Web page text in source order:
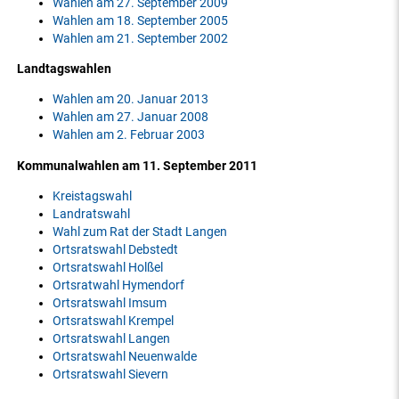
Wahlen am 18. September 2005
Wahlen am 21. September 2002
Landtagswahlen
Wahlen am 20. Januar 2013
Wahlen am 27. Januar 2008
Wahlen am 2. Februar 2003
Kommunalwahlen am 11. September 2011
Kreistagswahl
Landratswahl
Wahl zum Rat der Stadt Langen
Ortsratswahl Debstedt
Ortsratswahl Holßel
Ortsratwahl Hymendorf
Ortsratswahl Imsum
Ortsratswahl Krempel
Ortsratswahl Langen
Ortsratswahl Neuenwalde
Ortsratswahl Sievern